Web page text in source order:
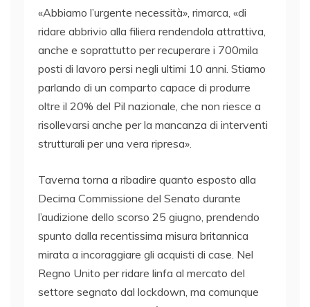
«Abbiamo l’urgente necessità», rimarca, «di
ridare abbrivio alla filiera rendendola attrattiva,
anche e soprattutto per recuperare i 700mila
posti di lavoro persi negli ultimi 10 anni. Stiamo
parlando di un comparto capace di produrre
oltre il 20% del Pil nazionale, che non riesce a
risollevarsi anche per la mancanza di interventi
strutturali per una vera ripresa».
Taverna torna a ribadire quanto esposto alla
Decima Commissione del Senato durante
l’audizione dello scorso 25 giugno, prendendo
spunto dalla recentissima misura britannica
mirata a incoraggiare gli acquisti di case. Nel
Regno Unito per ridare linfa al mercato del
settore segnato dal lockdown, ma comunque